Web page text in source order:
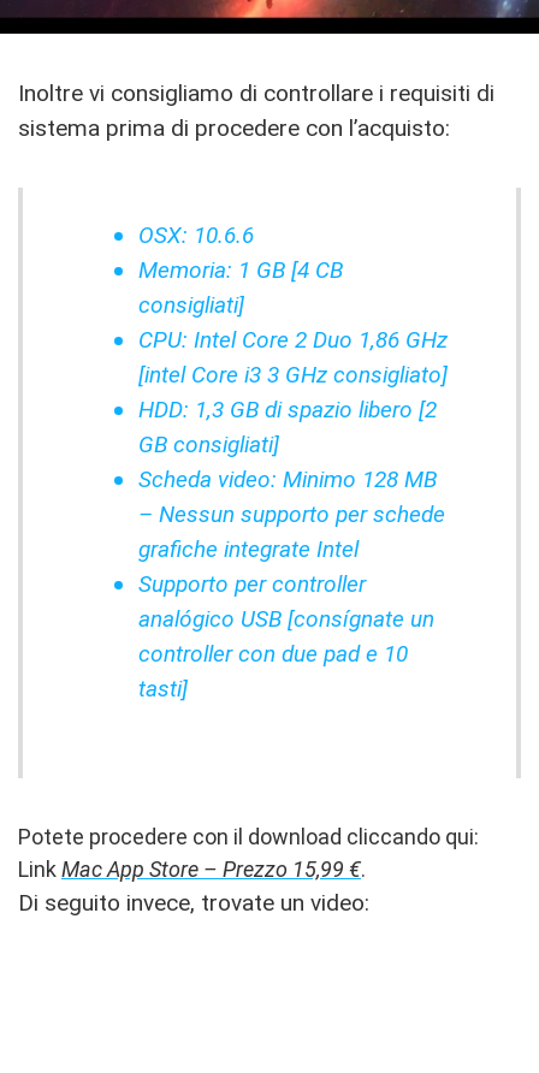
Inoltre vi consigliamo di controllare i requisiti di
sistema prima di procedere con l’acquisto:
OSX: 10.6.6
Memoria: 1 GB [4 CB
consigliati]
CPU: Intel Core 2 Duo 1,86 GHz
[intel Core i3 3 GHz consigliato]
HDD: 1,3 GB di spazio libero [2
GB consigliati]
Scheda video: Minimo 128 MB
– Nessun supporto per schede
grafiche integrate Intel
Supporto per controller
analógico USB [consígnate un
controller con due pad e 10
tasti]
Potete procedere con il download cliccando qui:
LinkMac App Store – Prezzo 15,99 €.
Di seguito invece, trovate un video: